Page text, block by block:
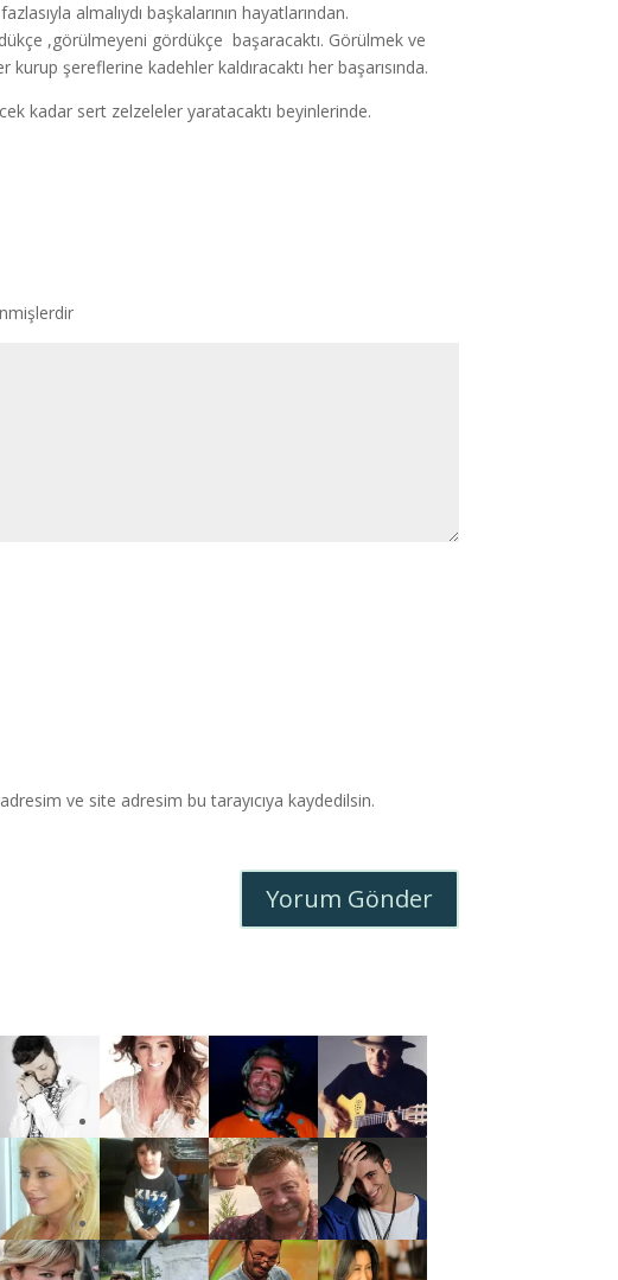
almalıydı başkalarının hayatlarından.
,görülmeyeni gördükçe başaracaktı. Görülmek ve
şereflerine kadehler kaldıracaktı her başarısında.
kadar sert zelzeleler yaratacaktı beyinlerinde.
ve site adresim bu tarayıcıya kaydedilsin.